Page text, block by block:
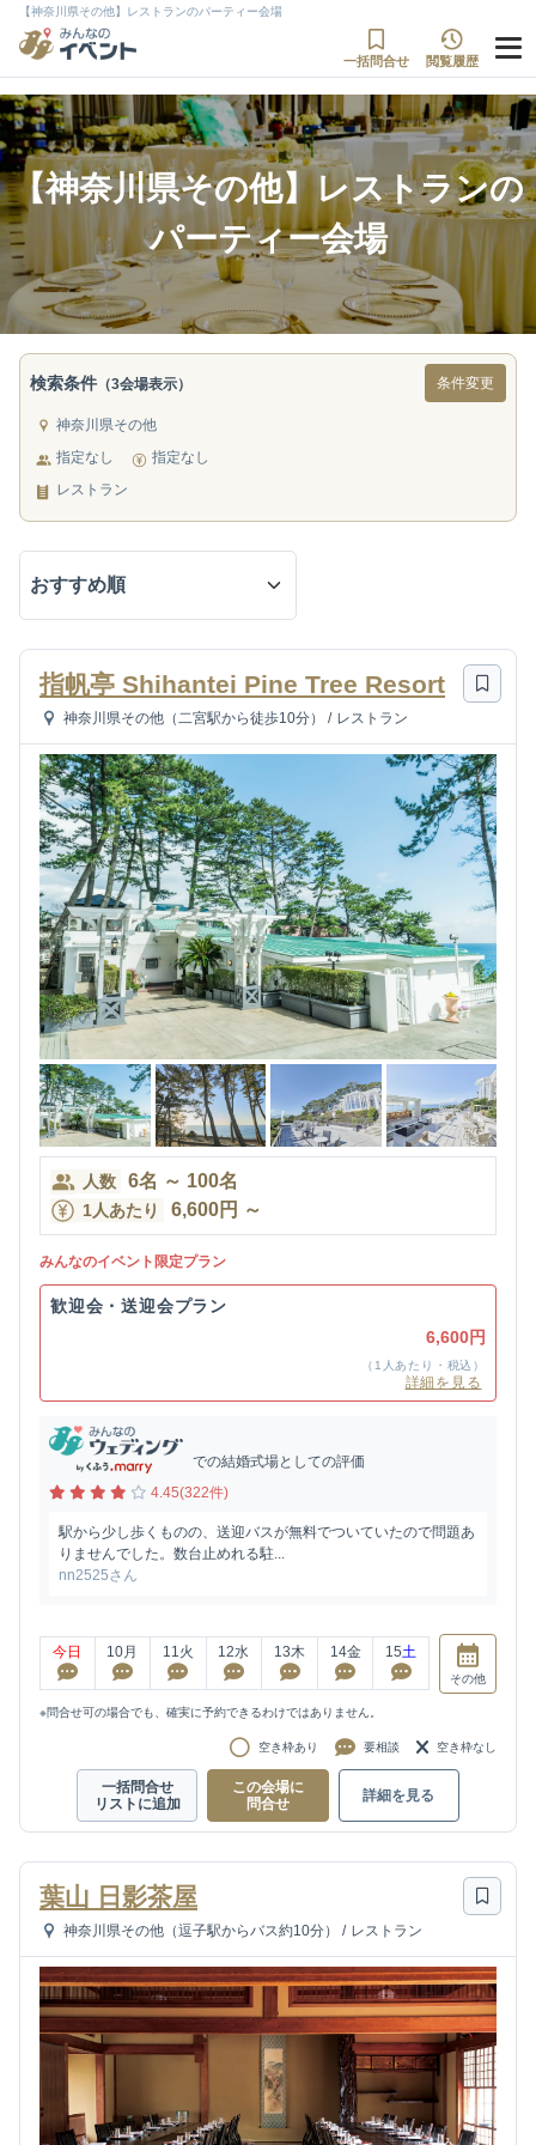
【神奈川県その他】レストランのパーティー会場
一括問合せ 閲覧履歴
【神奈川県その他】レストランの
パーティー会場
検索条件 （3会場表示） 条件変更
神奈川県その他
指定なし
指定なし
レストラン
指帆亭 Shihantei Pine Tree Resort
神奈川県その他（二宮駅から徒歩10分） / レストラン
人数 6名 ～ 100名
1人あたり 6,600円 ～
みんなのイベント限定プラン
歓迎会・送迎会プラン
6,600円
（1人あたり・税込）
詳細を見る
での結婚式場としての評価
4.45(322件)
駅から少し歩くものの、送迎バスが無料でついていたので問題あ
りませんでした。数台止めれる駐...
nn2525さん
今日 10月 11火 12水 13木 14金 15土
その他
※問合せ可の場合でも、確実に予約できるわけではありません。
空き枠あり 要相談 空き枠なし
一括問合せ
リストに追加
この会場に
問合せ
詳細を見る
葉山 日影茶屋
神奈川県その他（逗子駅からバス約10分） / レストラン